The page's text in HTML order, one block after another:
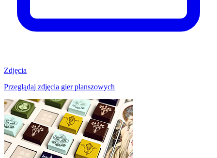
Zdjęcia
Przeglądaj zdjęcia gier planszowych